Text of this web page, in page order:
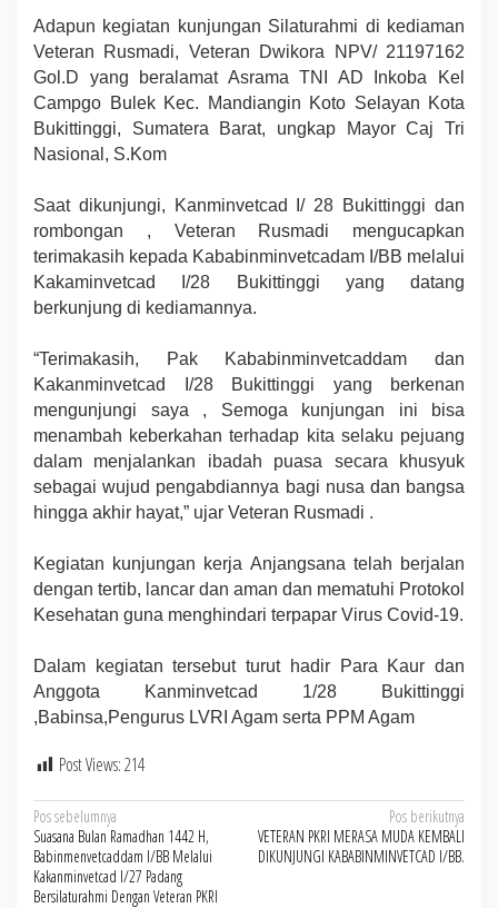
Adapun kegiatan kunjungan Silaturahmi di kediaman
Veteran Rusmadi, Veteran Dwikora NPV/ 21197162
Gol.D yang beralamat Asrama TNI AD Inkoba Kel
Campgo Bulek Kec. Mandiangin Koto Selayan Kota
Bukittinggi, Sumatera Barat, ungkap Mayor Caj Tri
Nasional, S.Kom
Saat dikunjungi, Kanminvetcad I/ 28 Bukittinggi dan
rombongan , Veteran Rusmadi mengucapkan
terimakasih kepada Kababinminvetcadam I/BB melalui
Kakaminvetcad I/28 Bukittinggi yang datang
berkunjung di kediamannya.
“Terimakasih, Pak Kababinminvetcaddam dan
Kakanminvetcad I/28 Bukittinggi yang berkenan
mengunjungi saya , Semoga kunjungan ini bisa
menambah keberkahan terhadap kita selaku pejuang
dalam menjalankan ibadah puasa secara khusyuk
sebagai wujud pengabdiannya bagi nusa dan bangsa
hingga akhir hayat,” ujar Veteran Rusmadi .
Kegiatan kunjungan kerja Anjangsana telah berjalan
dengan tertib, lancar dan aman dan mematuhi Protokol
Kesehatan guna menghindari terpapar Virus Covid-19.
Dalam kegiatan tersebut turut hadir Para Kaur dan
Anggota Kanminvetcad 1/28 Bukittinggi
,Babinsa,Pengurus LVRI Agam serta PPM Agam
Post Views:214
Navigasi
pos
Pos sebelumnya
Suasana Bulan Ramadhan 1442 H,
Babinmenvetcaddam I/BB Melalui
Kakanminvetcad I/27 Padang
Bersilaturahmi Dengan Veteran PKRI
Pos berikutnya
VETERAN PKRI MERASA MUDA KEMBALI
DIKUNJUNGI KABABINMINVETCAD I/BB.